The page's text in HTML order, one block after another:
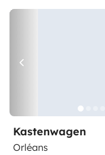
Kastenwagen
Orléans